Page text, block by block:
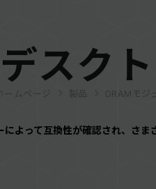
デスクト
ームページ 製品 DRAMモジ
によって互換性が確認され、さ